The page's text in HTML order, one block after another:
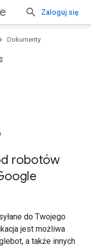
Zaloguj się
Dokumenty
robotów
do Twojego
jest możliwa
a także innych